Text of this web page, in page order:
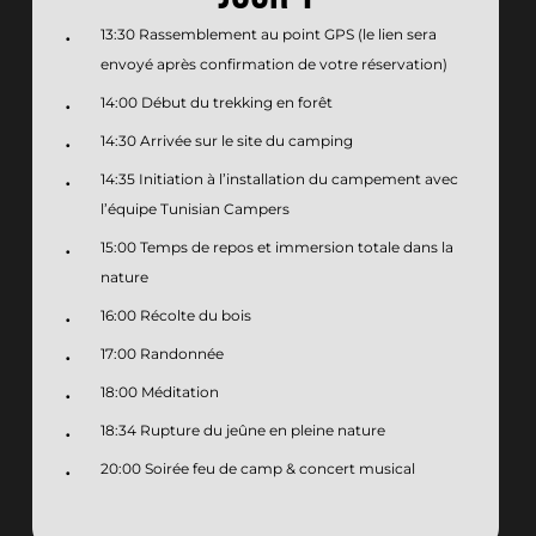
13:30 Rassemblement au point GPS (le lien sera
envoyé après confirmation de votre réservation)
14:00 Début du trekking en forêt
14:30 Arrivée sur le site du camping
14:35 Initiation à l’installation du campement avec
l’équipe Tunisian Campers
15:00 Temps de repos et immersion totale dans la
nature
16:00 Récolte du bois
17:00 Randonnée
18:00 Méditation
18:34 Rupture du jeûne en pleine nature
20:00 Soirée feu de camp & concert musical